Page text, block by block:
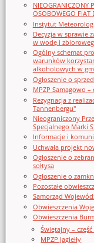
NIEOGRANICZONY
OSOBOWEGO FIAT
Instytut
Decyzja w sprawie
w wodę i
Ogólny schemat
warunków
alkoholowych w
Ogłoszenie o
MPZP Samagowo –
Rezygnacja z
Tannenbergu"
Nieograniczony
Specjalnego Marki
Informacje i
Uchwała projekt
Ogłoszenie o
sołtysa
Ogłoszenie o
Pozostałe
Samorząd
Obwieszczenia
Obwieszczenia
Świętajny – część
MPZP Jagiełły